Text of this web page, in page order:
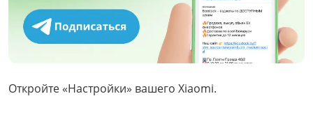
Откройте «Настройки» вашего Xiaomi.